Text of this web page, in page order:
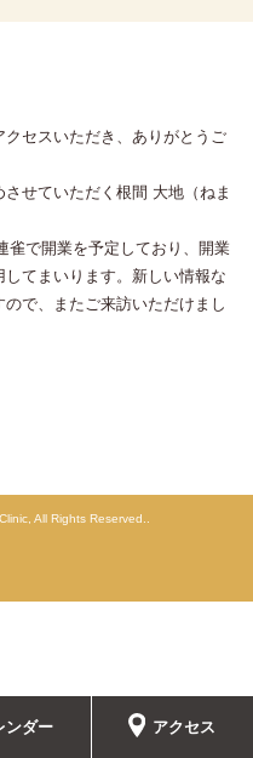
セスいただき、ありがとうご
せていただく根間 大地（ねま
雀で開業を予定しており、開業
てまいります。新しい情報な
で、またご来訪いただけまし
ンダー アクセス
All Rights Reserved..